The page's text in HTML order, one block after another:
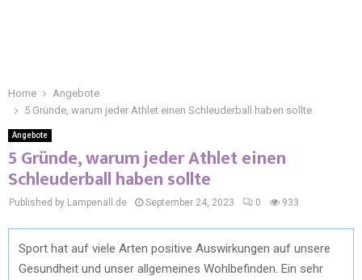
Home
Angebote
5 Gründe, warum jeder Athlet einen Schleuderball haben sollte
Angebote
5 Gründe, warum jeder Athlet einen
Schleuderball haben sollte
Published by Lampenall.de September 24, 2023 0 933
Sport hat auf viele Arten positive Auswirkungen auf unsere
Gesundheit und unser allgemeines Wohlbefinden. Ein sehr